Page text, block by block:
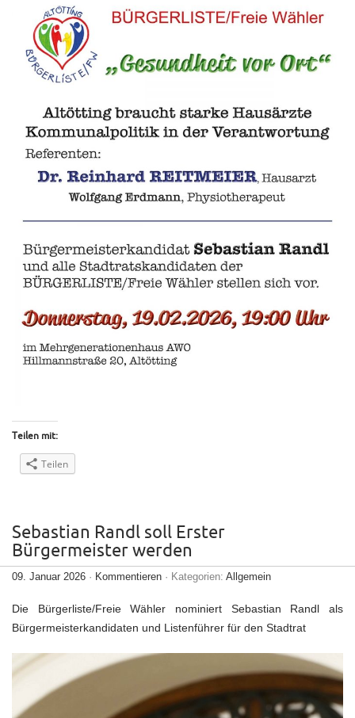
Teilen mit:
Teilen
Sebastian Randl soll Erster
Bürgermeister werden
09. Januar 2026 · Kommentieren · Kategorien: Allgemein
Die Bürgerliste/Freie Wähler nominiert Sebastian Randl als
Bürgermeisterkandidaten und Listenführer für den Stadtrat